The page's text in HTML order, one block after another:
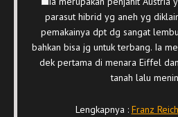
parasut hibrid yg aneh yg
pemakainya dpt dg sangat
bahkan bisa jg untuk terbang. Ia
dek pertama di menara Eiffel
tanah lalu
Lengkapnya : Franz